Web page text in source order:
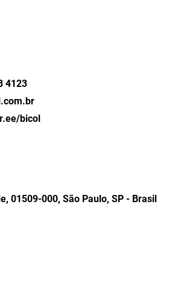
4123
bicol
01509-000, São Paulo, SP - Brasil